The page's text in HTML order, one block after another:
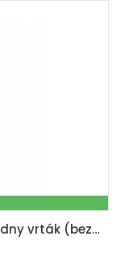
BC-EB100-X - 20 V IXES aku pôdny vrták (bez batérie a nabíjačky)